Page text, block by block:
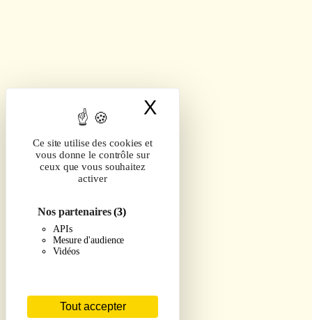
Ce site utilise des cookies et
vous donne le contrôle sur
ceux que vous souhaitez
activer
Nos partenaires(3)
APIs
Mesure d'audience
Vidéos
Tout accepter
X